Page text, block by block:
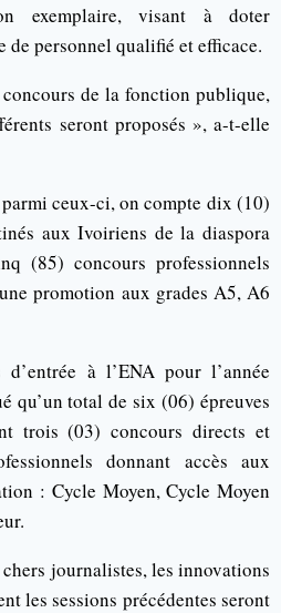
exemplaire, visant à doter
personnel qualifié et efficace.
de la fonction publique,
seront proposés », a-t-elle
ceux-ci, on compte dix (10)
aux Ivoiriens de la diaspora
(85) concours professionnels
promotion aux grades A5, A6
à l’ENA pour l’année
qu’un total de six (06) épreuves
trois (03) concours directs et
donnant accès aux
: Cycle Moyen, Cycle Moyen
journalistes, les innovations
les sessions précédentes seront